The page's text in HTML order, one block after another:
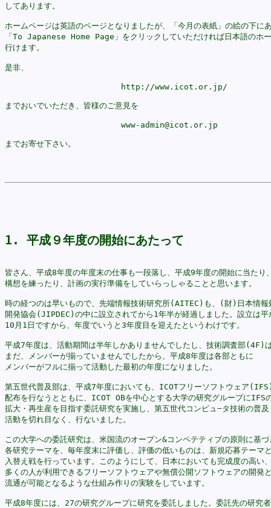
してあります。
ホームページは英語のページとなりましたが、「今月の表紙」の絵の下に
「To Japanese Home Page」をクリックしていただければ日本語のホ
行けます。
是非、
までおいでいただき、皆様のご意見を
までお寄せ下さい。
1. 平成９年度の開始にあたって
皆さん、平成8年度の年度末の仕事も一段落し、平成9年度の開始に当たり
構想を練ったり、計画の実行準備をしていらっしゃることと思います。
時の経つのは早いもので、先端情報技術研究所(AITEC)も、(財)日本情報
開発協会(JIPDEC)の中に設立されてから1年半が経過しました。設立は平
10月1日ですから、年度でいうと3年度目を迎えたというわけです。
平成7年度は、活動期間は半年しかありませんでしたし、技術調査部(4F)
まだ、メンバーが揃っていませんでしたから、平成8年度は各部ともに
メンバーがフルに揃って活動した最初の年度になりました。
第五世代普及部は、平成7年度においても、ICOTフリーソフトウェア
配布を行なうとともに、ICOT OBを中心とする大学の研究グループにIFS
拡大・再生産を目指す委託研究を実施し、第五世代コンピュ−タ技術の普及
活動を切れ目なく、行ないました。
この大学への委託研究は、米国流のオープン&コンペテティブの原則に基づ
各研究テーマを、毎年度末に評価し、評価の低いものは、新規応募テーマ
入替え戦を行っています。このようにして、日本においても完成度の高い
多くの人が利用できるフリーソフトウェアや無償公開ソフトウェアの開発
流通が可能となるような仕組み作りの実験をしています。
平成8年度には、27の研究グループに研究を委託しました。委託先の研究